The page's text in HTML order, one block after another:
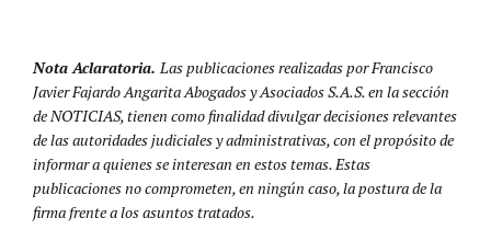
Nota Aclaratoria. Las publicaciones realizadas por Francisco
Javier Fajardo Angarita Abogados y Asociados S.A.S. en la sección
de NOTICIAS, tienen como finalidad divulgar decisiones relevantes
de las autoridades judiciales y administrativas, con el propósito de
informar a quienes se interesan en estos temas. Estas
publicaciones no comprometen, en ningún caso, la postura de la
firma frente a los asuntos tratados.